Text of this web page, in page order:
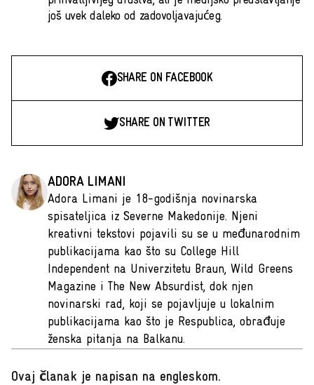
još uvek daleko od zadovoljavajućeg.
SHARE ON FACEBOOK
SHARE ON TWITTER
ADORA LIMANI
Adora Limani je 18-godišnja novinarska
spisateljica iz Severne Makedonije. Njeni
kreativni tekstovi pojavili su se u međunarodnim
publikacijama kao što su College Hill
Independent na Univerzitetu Braun, Wild Greens
Magazine i The New Absurdist, dok njen
novinarski rad, koji se pojavljuje u lokalnim
publikacijama kao što je Respublica, obrađuje
ženska pitanja na Balkanu.
Ovaj članak je napisan na engleskom.